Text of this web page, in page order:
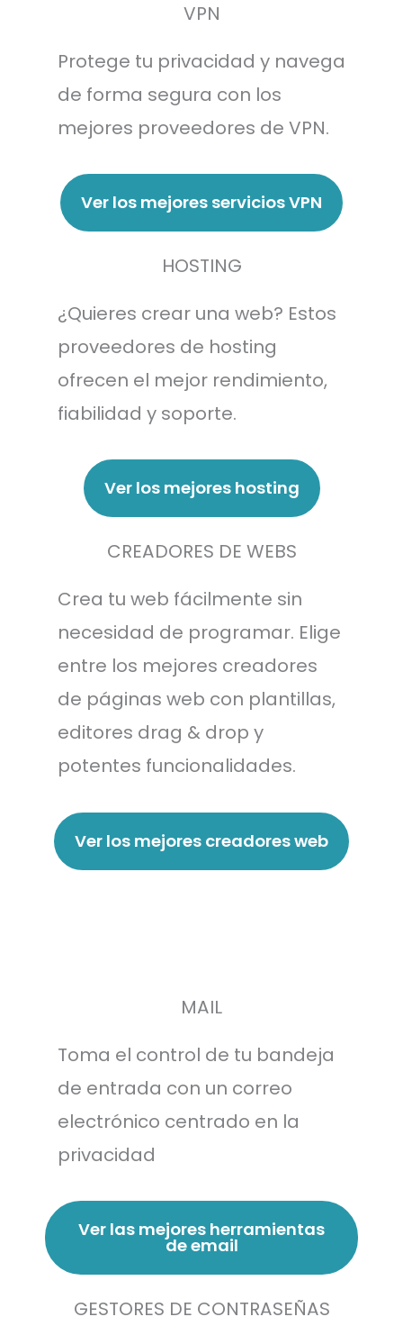
VPN
Protege tu privacidad y navega
de forma segura con los
mejores proveedores de VPN.
Ver los mejores servicios VPN
HOSTING
¿Quieres crear una web? Estos
proveedores de hosting
ofrecen el mejor rendimiento,
fiabilidad y soporte.
Ver los mejores hosting
CREADORES DE WEBS
Crea tu web fácilmente sin
necesidad de programar. Elige
entre los mejores creadores
de páginas web con plantillas,
editores drag & drop y
potentes funcionalidades.
Ver los mejores creadores web
MAIL
Toma el control de tu bandeja
de entrada con un correo
electrónico centrado en la
privacidad
Ver las mejores herramientas
de email
GESTORES DE CONTRASEÑAS